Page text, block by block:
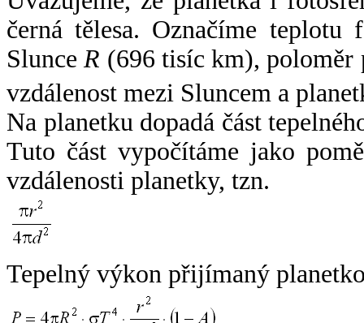
černá tělesa. Označíme
SlunceR (696 tisíc km),
vzdálenost mezi Sluncem a
Na planetku dopadá část
Tuto část vypočítáme jako
vzdálenosti planetky, tzn.
Tepelný výkon přijímaný